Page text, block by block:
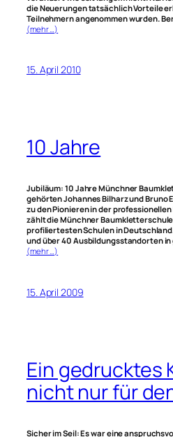
die Neuerungen tatsächlich Vorteile
Teilnehmern angenommen wurden.
(mehr …)
15. April 2010
10 Jahre
Jubiläum: 10 Jahre Münchner
gehörten Johannes Bilharz und Bruno
zu den Pionieren in der
zählt die Münchner
profiliertesten Schulen in
und über 40 Ausbildungsstandorten
(mehr …)
15. April 2009
Ein gedrucktes
nicht nur für
Sicher im Seil: Es war eine